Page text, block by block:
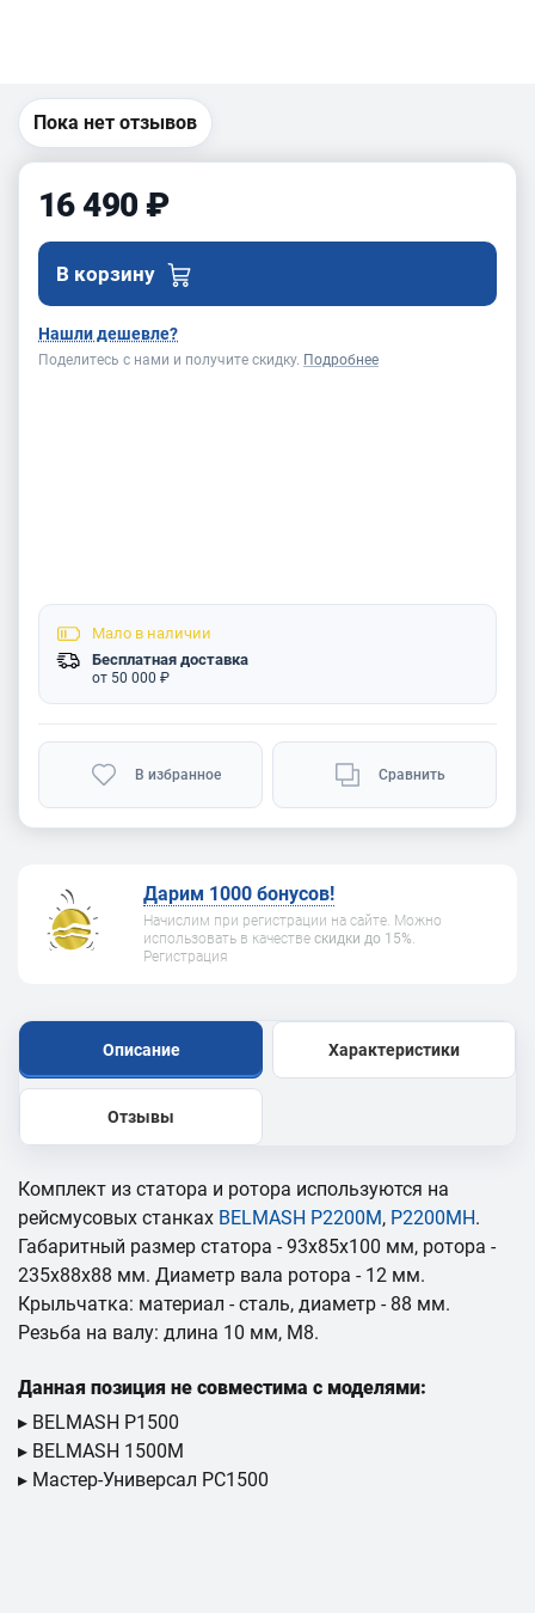
Пока нет отзывов
16 490 ₽
В корзину
Нашли дешевле?
Поделитесь с нами и получите скидку. Подробнее
Мало в наличии
Бесплатная доставка
от 50 000 ₽
В избранное Сравнить
Дарим 1000 бонусов!
Начислим при регистрации на сайте. Можно
использовать в качестве скидки до 15%.
Регистрация
Описание Характеристики
Отзывы
Комплект из статора и ротора используются на
рейсмусовых станках BELMASH P2200M, P2200MH.
Габаритный размер статора - 93х85х100 мм, ротора -
235х88х88 мм. Диаметр вала ротора - 12 мм.
Крыльчатка: материал - сталь, диаметр - 88 мм.
Резьба на валу: длина 10 мм, М8.
Данная позиция не совместима с моделями:
▸ BELMASH P1500
▸ BELMASH 1500M
▸ Мастер-Универсал РС1500